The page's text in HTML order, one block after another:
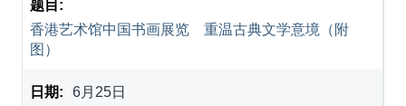
香港艺术馆中国书画展览 重温古典文学意境（附
图）
6月25日